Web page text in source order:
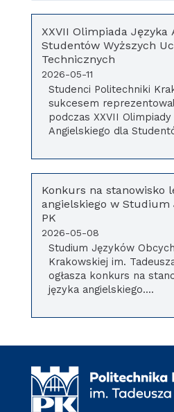
XXVII Olimpiada Języka
Studentów Wyższych
Technicznych
2026-05-11
Studenci Politechniki
sukcesem
podczas XXVII
Angielskiego dla
Konkurs na stanowisko
angielskiego w Studium
PK
2026-05-08
Studium Języków
Krakowskiej im.
ogłasza konkurs na
języka angielskiego....